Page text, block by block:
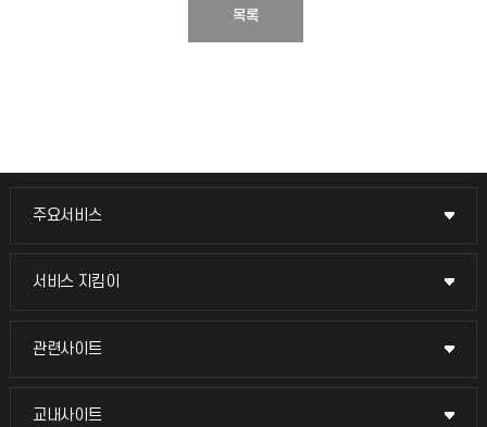
목록
주요서비스
주요서비스
교무회의방송
서비스 지킴이
서비스 지킴이
묻고 답하기
관련사이트
관련사이트
국방헬프콜
교내사이트
교내사이트